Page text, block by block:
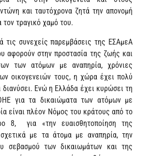
και ταυτόχρονα ζητά την απονομή
τον τραγικό χαμό του.
τις συνεχείς παρεμβάσεις της ΕΣΑμεΑ
αφορούν στην προστασία της ζωής και
των ατόμων με αναπηρία, χρόνιες
οικογενειών τους, η χώρα έχει πολύ
Ενώ η Ελλάδα έχει κυρώσει τη
για τα δικαιώματα των ατόμων με
είναι πλέον Νόμος του κράτους από το
8, για «την ευαισθητοποίηση της
με τα άτομα με αναπηρία, την
σεβασμού των δικαιωμάτων και της